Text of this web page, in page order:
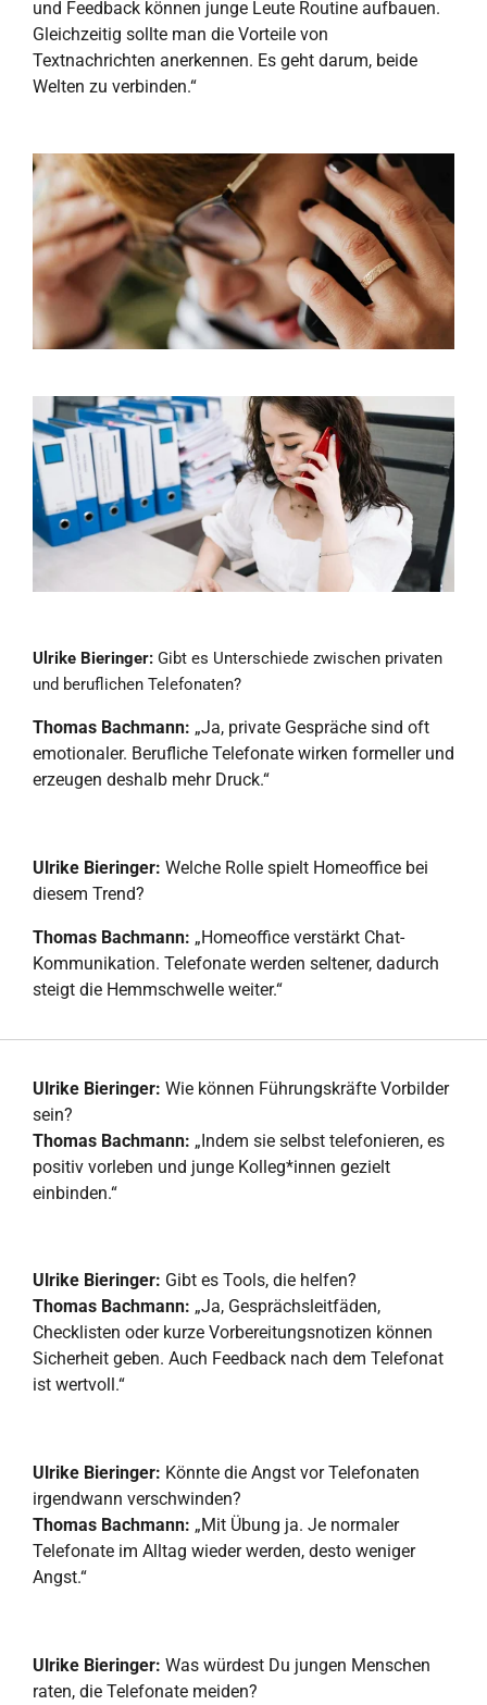
und Feedback können junge Leute Routine aufbauen.
Gleichzeitig sollte man die Vorteile von
Textnachrichten anerkennen. Es geht darum, beide
Welten zu verbinden.“
Ulrike Bieringer: Gibt es Unterschiede zwischen privaten
und beruflichen Telefonaten?
Thomas Bachmann: „Ja, private Gespräche sind oft
emotionaler. Berufliche Telefonate wirken formeller und
erzeugen deshalb mehr Druck.“
Ulrike Bieringer: Welche Rolle spielt Homeoffice bei
diesem Trend?
Thomas Bachmann: „Homeoffice verstärkt Chat-
Kommunikation. Telefonate werden seltener, dadurch
steigt die Hemmschwelle weiter.“
Ulrike Bieringer: Wie können Führungskräfte Vorbilder
sein?
Thomas Bachmann: „Indem sie selbst telefonieren, es
positiv vorleben und junge Kolleg*innen gezielt
einbinden.“
Ulrike Bieringer: Gibt es Tools, die helfen?
Thomas Bachmann: „Ja, Gesprächsleitfäden,
Checklisten oder kurze Vorbereitungsnotizen können
Sicherheit geben. Auch Feedback nach dem Telefonat
ist wertvoll.“
Ulrike Bieringer: Könnte die Angst vor Telefonaten
irgendwann verschwinden?
Thomas Bachmann: „Mit Übung ja. Je normaler
Telefonate im Alltag wieder werden, desto weniger
Angst.“
Ulrike Bieringer: Was würdest Du jungen Menschen
raten, die Telefonate meiden?